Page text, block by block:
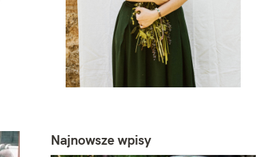
Najnowsze wpisy